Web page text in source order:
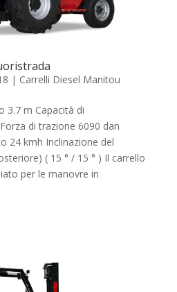
| Carrelli Diesel Manitou
3.7 m Capacità di
di trazione 6090 dan
24 kmh Inclinazione del
( 15 ° / 15 ° ) Il carrello
per le manovre in